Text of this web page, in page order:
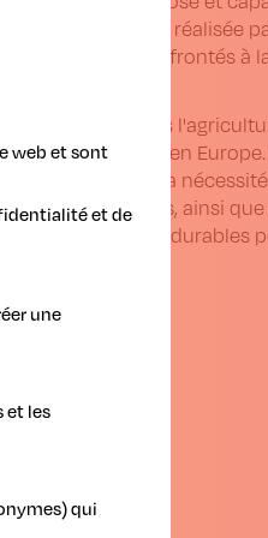
de l'étude réalisée
l'UE seront confrontés à
l'innovation dans
et numérique en
reconnaîtra la
solutions, ainsi
à des outils durables
web et sont
et de
une
et les
qui